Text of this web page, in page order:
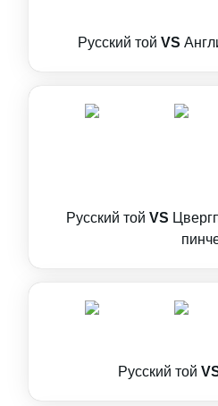
Русский той VS
Русский той VS
Русский той